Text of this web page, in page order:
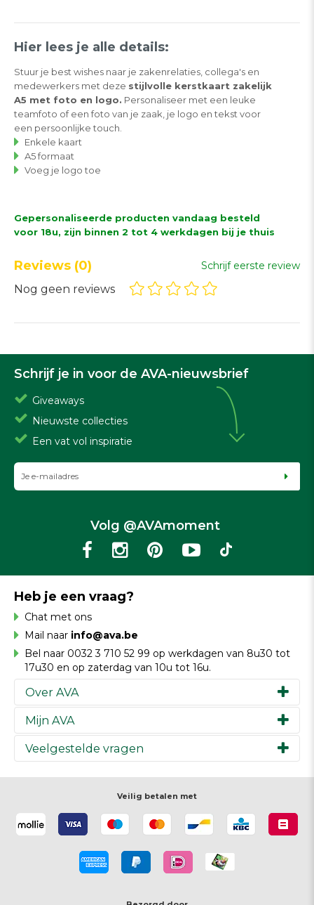
Hier lees je alle details:
Stuur je best wishes naar je zakenrelaties, collega's en
medewerkers met deze stijlvolle kerstkaart zakelijk
A5 met foto en logo. Personaliseer met een leuke
teamfoto of een foto van je zaak, je logo en tekst voor
een persoonlijke touch.
Enkele kaart
A5 formaat
Voeg je logo toe
Gepersonaliseerde producten vandaag besteld
voor 18u, zijn binnen 2 tot 4 werkdagen bij je thuis
Reviews (0) Schrijf eerste review
Nog geen reviews
Schrijf je in voor de AVA-nieuwsbrief
Giveaways
Nieuwste collecties
Een vat vol inspiratie
Volg @AVAmoment
Over AVA
Ons verhaal
Merken
Werken bij AVA
Mijn AVA
Inspiratie
Cadeaubon
Review schrijven
Veelgestelde vragen
Je bestelling
Je retour
Terugroepacties
Heb je een vraag?
Chat met ons
Mail naar info@ava.be
Bel naar 0032 3 710 52 99 op werkdagen van 8u30 tot
17u30 en op zaterdag van 10u tot 16u.
Veilig betalen met